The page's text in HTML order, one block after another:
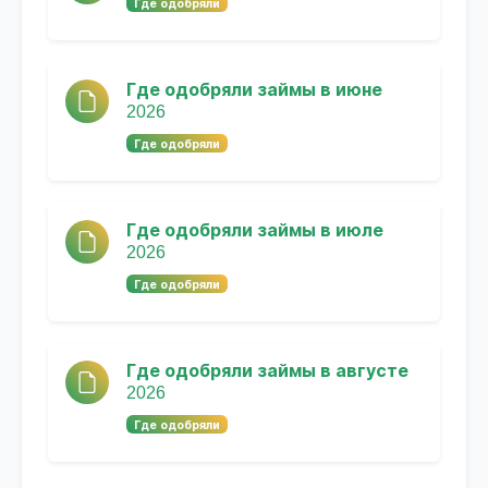
Где одобряли
Где одобряли займы в июне
2026
Где одобряли
Где одобряли займы в июле
2026
Где одобряли
Где одобряли займы в августе
2026
Где одобряли